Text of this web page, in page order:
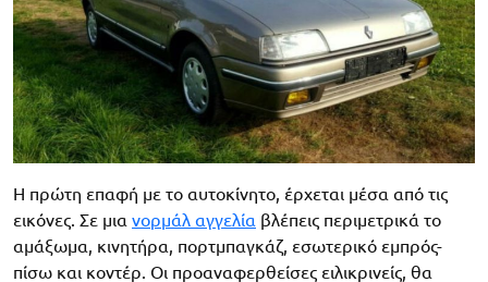
Η πρώτη επαφή με το αυτοκίνητο, έρχεται μέσα από τις
εικόνες. Σε μια νορμάλ αγγελία βλέπεις περιμετρικά το
αμάξωμα, κινητήρα, πορτμπαγκάζ, εσωτερικό εμπρός-
πίσω και κοντέρ. Οι προαναφερθείσες ειλικρινείς, θα